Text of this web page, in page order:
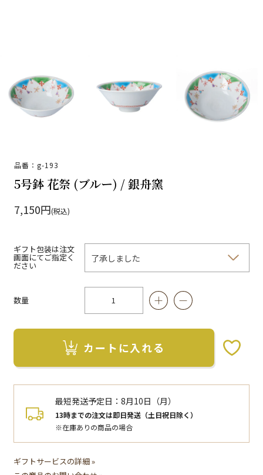
品番：g-193
5号鉢 花祭 (ブルー) / 銀舟窯
7,150円(税込)
ギフト包装は注文
画面にてご指定く
ださい
数量
カートに入れる
最短発送予定日：8月10日（月）
13時までの注文は即日発送（土日祝日除く）
※在庫ありの商品の場合
ギフトサービスの詳細 »